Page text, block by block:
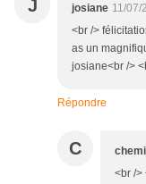
J josiane 11/07/
<br />
as un
josiane<br />
Répondre
C
<br />